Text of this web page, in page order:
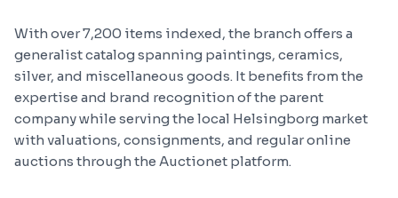
With over 7,200 items indexed, the branch offers a
generalist catalog spanning paintings, ceramics,
silver, and miscellaneous goods. It benefits from the
expertise and brand recognition of the parent
company while serving the local Helsingborg market
with valuations, consignments, and regular online
auctions through the Auctionet platform.